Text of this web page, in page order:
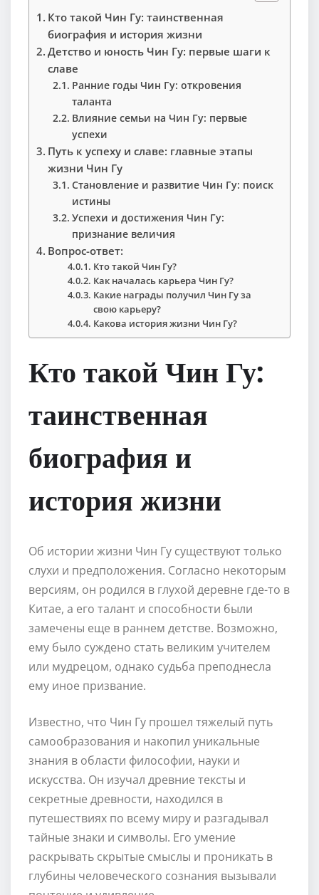
Кто такой Чин Гу: таинственная
биография и история жизни
Детство и юность Чин Гу: первые шаги к
славе
Ранние годы Чин Гу: откровения
таланта
Влияние семьи на Чин Гу: первые
успехи
Путь к успеху и славе: главные этапы
жизни Чин Гу
Становление и развитие Чин Гу: поиск
истины
Успехи и достижения Чин Гу:
признание величия
Вопрос-ответ:
Кто такой Чин Гу?
Как началась карьера Чин Гу?
Какие награды получил Чин Гу за
свою карьеру?
Какова история жизни Чин Гу?
Кто такой Чин Гу:
таинственная
биография и
история жизни
Об истории жизни Чин Гу существуют только
слухи и предположения. Согласно некоторым
версиям, он родился в глухой деревне где-то в
Китае, а его талант и способности были
замечены еще в раннем детстве. Возможно,
ему было суждено стать великим учителем
или мудрецом, однако судьба преподнесла
ему иное призвание.
Известно, что Чин Гу прошел тяжелый путь
самообразования и накопил уникальные
знания в области философии, науки и
искусства. Он изучал древние тексты и
секретные древности, находился в
путешествиях по всему миру и разгадывал
тайные знаки и символы. Его умение
раскрывать скрытые смыслы и проникать в
глубины человеческого сознания вызывали